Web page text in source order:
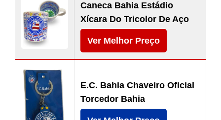
Caneca Bahia Estádio
Xícara Do Tricolor De Aço
Ver Melhor Preço
E.C. Bahia Chaveiro Oficial
Torcedor Bahia